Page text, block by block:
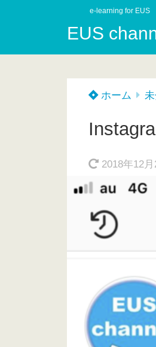
e-learning for EUS
EUS
ホーム
2018年12月